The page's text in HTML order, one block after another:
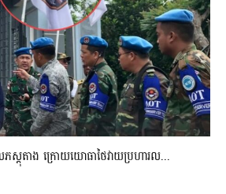
ភស្តុតាង ក្រោយយោធាថៃវាយប្រហារល...